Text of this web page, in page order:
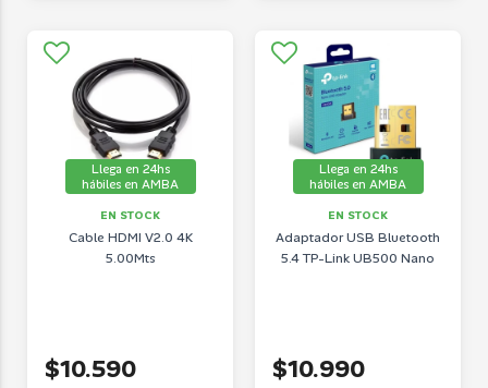
Llega en 24hs
hábiles en AMBA
EN STOCK
Cable HDMI V2.0 4K
5.00Mts
$10.590
Llega en 24hs
hábiles en AMBA
EN STOCK
Adaptador USB Bluetooth
5.4 TP-Link UB500 Nano
$10.990